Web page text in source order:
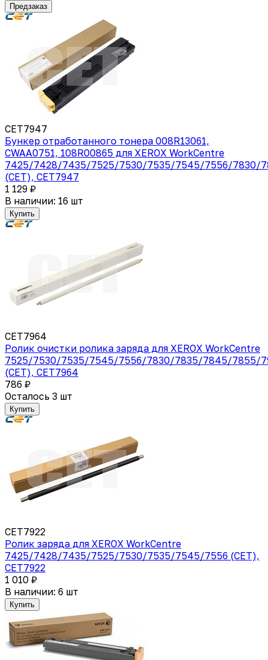
Предзаказ
CET7947
Бункер отработанного тонера 008R13061,
CWAA0751, 108R00865 для XEROX WorkCentre
7425/7428/7435/7525/7530/7535/7545/7556/7830/
(CET), CET7947
1 129 ₽
В наличии: 16 шт
Купить
CET7964
Ролик очистки ролика заряда для XEROX WorkCentre
7525/7530/7535/7545/7556/7830/7835/7845/7855/
(CET), CET7964
786 ₽
Осталось 3 шт
Купить
CET7922
Ролик заряда для XEROX WorkCentre
7425/7428/7435/7525/7530/7535/7545/7556 (CET),
CET7922
1 010 ₽
В наличии: 6 шт
Купить